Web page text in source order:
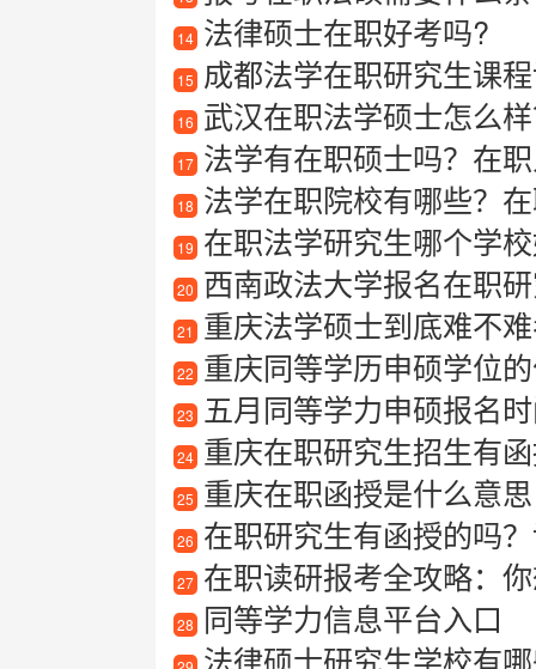
14 法律硕士在职好考吗?
15 成都法学在职研究生课
16 武汉在职法学硕士怎么
17 法学有在职硕士吗？在
18 法学在职院校有哪些？
19 在职法学研究生哪个学
20 西南政法大学报名在职
21 重庆法学硕士到底难不
22 重庆同等学历申硕学位
23 五月同等学力申硕报名
24 重庆在职研究生招生有
25 重庆在职函授是什么意思
26 在职研究生有函授的吗？
27 在职读研报考全攻略：
28 同等学力信息平台入口
法律硕士研究生学校有哪